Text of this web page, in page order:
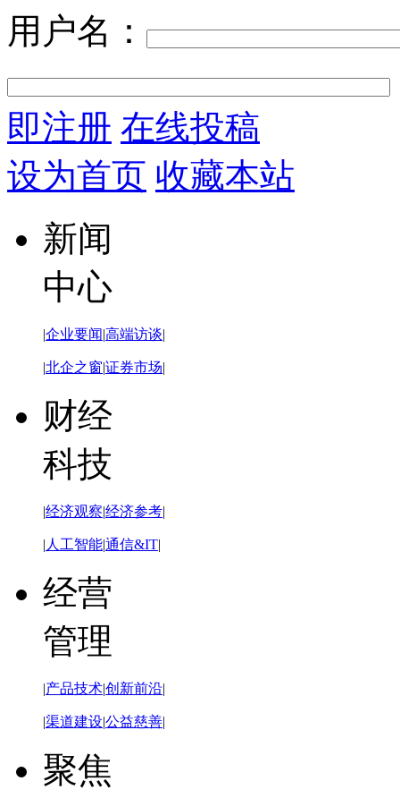
用户名：
即注册 在线投稿
设为首页 收藏本站
新闻
中心
|企业要闻|高端访谈|
|北企之窗|证券市场|
财经
科技
|经济观察|经济参考|
| 人工智能|通信&IT|
经营
管理
|产品技术|创新前沿|
|渠道建设|公益慈善|
聚焦